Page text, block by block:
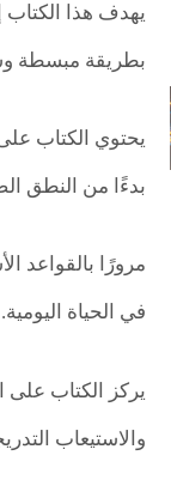
يهدف هذا الكتاب
بطريقة مبسطة
يحتوي الكتاب
بدءًا من النطق
مرورًا بالقواعد
في الحياة اليومية.
يركز الكتاب
والاستيعاب